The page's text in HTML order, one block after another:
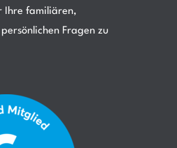
Ihre familiären,
Fragen zu